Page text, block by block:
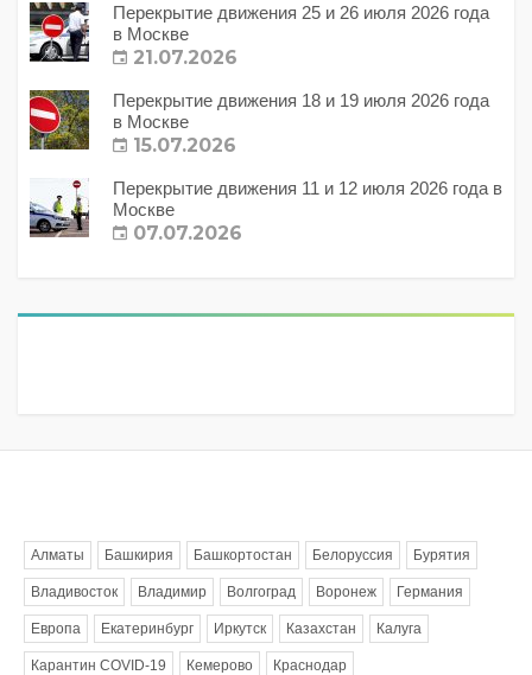
Перекрытие движения 25 и 26 июля 2026 года
в Москве
21.07.2026
Перекрытие движения 18 и 19 июля 2026 года
в Москве
15.07.2026
Перекрытие движения 11 и 12 июля 2026 года в
Москве
07.07.2026
Алматы Башкирия Башкортостан Белоруссия Бурятия
Владивосток Владимир Волгоград Воронеж Германия
Европа Екатеринбург Иркутск Казахстан Калуга
Карантин COVID-19 Кемерово Краснодар